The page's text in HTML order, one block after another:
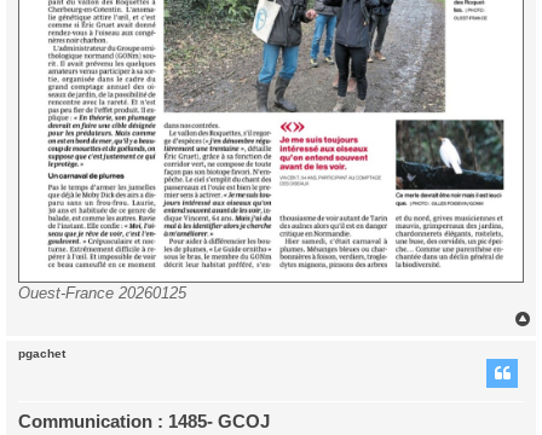
Ouest-France 20260125
pgachet
Communication : 1485- GCOJ